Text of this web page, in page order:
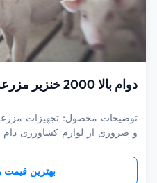
دوام بالا 2000 خنزیر مزرعه دام آلات کشاورزی
توضیحات محصول: تجهیزات مزرعه
و ضروری از لوازم کشاورزی دام
است.سیستم تهویه اتوماتیک
کیفیت هوا حفظ شود، در حالی
بهترین قیمت